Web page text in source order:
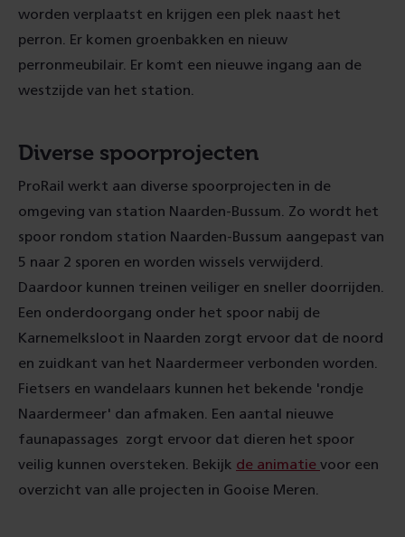
worden verplaatst en krijgen een plek naast het
perron. Er komen groenbakken en nieuw
perronmeubilair. Er komt een nieuwe ingang aan de
westzijde van het station.
Diverse spoorprojecten
ProRail werkt aan diverse spoorprojecten in de
omgeving van station Naarden-Bussum. Zo wordt het
spoor rondom station Naarden-Bussum aangepast van
5 naar 2 sporen en worden wissels verwijderd.
Daardoor kunnen treinen veiliger en sneller doorrijden.
Een onderdoorgang onder het spoor nabij de
Karnemelksloot in Naarden zorgt ervoor dat de noord
en zuidkant van het Naardermeer verbonden worden.
Fietsers en wandelaars kunnen het bekende 'rondje
Naardermeer' dan afmaken. Een aantal nieuwe
faunapassages zorgt ervoor dat dieren het spoor
veilig kunnen oversteken. Bekijk de animatie voor een
overzicht van alle projecten in Gooise Meren.